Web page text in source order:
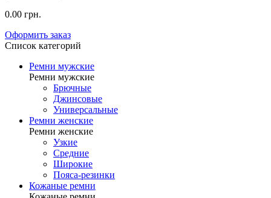
0.00 грн.
Оформить заказ
Список категорий
Ремни мужские
Ремни мужские
Брючные
Джинсовые
Универсальные
Ремни женские
Ремни женские
Узкие
Средние
Широкие
Пояса-резинки
Кожаные ремни